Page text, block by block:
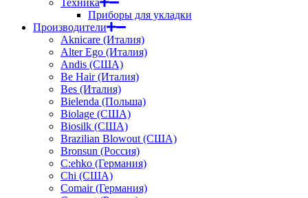
Техника
Приборы для укладки
Производители
Aknicare (Италия)
Alter Ego (Италия)
Andis (США)
Be Hair (Италия)
Bes (Италия)
Bielenda (Польша)
Biolage (США)
Biosilk (США)
Brazilian Blowout (США)
Bronsun (Россия)
C:ehko (Германия)
Chi (США)
Comair (Германия)